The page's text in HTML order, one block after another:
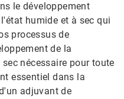
le développement
humide et à sec qui
processus de
de la
nécessaire pour toute
essentiel dans la
adjuvant de